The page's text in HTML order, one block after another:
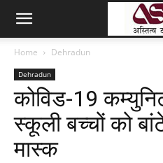
Home Dehradun
Dehradun
कोविड-19
स्कूली बच्चों को
मास्क